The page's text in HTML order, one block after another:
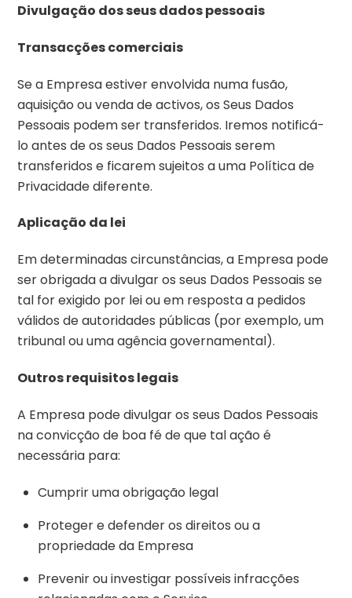
Divulgação dos seus dados pessoais
Transacções comerciais
Se a Empresa estiver envolvida numa fusão,
aquisição ou venda de activos, os Seus Dados
Pessoais podem ser transferidos. Iremos notificá-
lo antes de os seus Dados Pessoais serem
transferidos e ficarem sujeitos a uma Política de
Privacidade diferente.
Aplicação da lei
Em determinadas circunstâncias, a Empresa pode
ser obrigada a divulgar os seus Dados Pessoais se
tal for exigido por lei ou em resposta a pedidos
válidos de autoridades públicas (por exemplo, um
tribunal ou uma agência governamental).
Outros requisitos legais
A Empresa pode divulgar os seus Dados Pessoais
na convicção de boa fé de que tal ação é
necessária para:
Cumprir uma obrigação legal
Proteger e defender os direitos ou a
propriedade da Empresa
Prevenir ou investigar possíveis infracções